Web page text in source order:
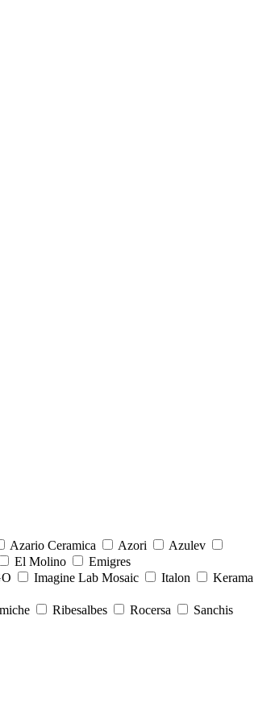
Azario Ceramica Azori
Azulev
El Molino
Emigres
Imagine Lab Mosaic Italon
Kerama
Ribesalbes Rocersa
Sanchis